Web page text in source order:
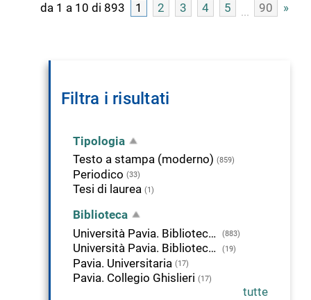
da 1 a 10 di 893 1 2 3 4 5 90 »
Filtra i risultati
Tipologia
Testo a stampa (moderno) (859)
Periodico (33)
Tesi di laurea (1)
Biblioteca
Università Pavia. Biblioteca di Area Medica "Adolfo Ferrata"
(883)
Università Pavia. Biblioteca della Scienza e della Tecnica (19)
Pavia. Universitaria (17)
Pavia. Collegio Ghislieri (17)
tutte